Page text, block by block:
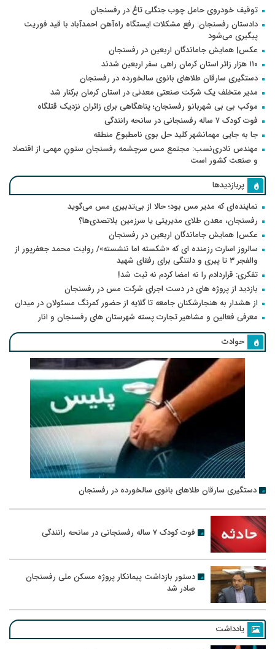
توقیف خودروی حامل چوب جنگلی تاغ در رفسنجان
دادستان رفسنجان: رفع مشکلات ایستگاه راه‌آهن احمدآباد با قید فوریت
پیگیری می‌شود
عکس| همایش جاماندگان اربعین در رفسنجان
۱۱۰ هزار زائر استان کرمان راهی سفر اربعین شدند
دستگیری سارقان طلاهای بانوی سالخورده در رفسنجان
مدیر متخلف یک شرکت صنعتی معدنی در استان کرمان برکنار شد
موکب بی بی شهربانو رفسنجان؛ پناهگاهی برای زائران نزدیک قتلگاه
فوت کودک ۷ ساله رفسنجانی در سانحه رانندگی
جا به جایی مهمانشهر کلید حل بوی نامطبوع منطقه
مهندس نادری‌نسب: مجتمع مس سرچشمه رفسنجان ستونِ مهمی از اقتصاد
و صنعت کشور است
پربازدیدها
نماینده‌ای که مدیر مس بود؛ حالا از بی‌تدبیری مس می‌گوید
رفسنجان، معدن طلای مدیریتی یا سرزمین بلاتصدی‌ها؟
عکس| همایش جاماندگان اربعین در رفسنجان
سالروز اسارت رزمنده ای که «شکسته اما ننشسته»/ روایت محمد جعفرپور از
والفجر ۳ تا پیری و دلتنگی برای رفقای شهید
تفکری: قراردادم را نه امضا کردم نه ثبت شد!
بازدید از پروژه های در دست اجرای شرکت مس در رفسنجان
از هشدار به هنجارشکنان جامعه تا گلایه از حضور کمرنگ مسئولان در میدان
معرفی فعالین و مشاهیر تجارت پسته شهرستان های رفسنجان و انار
حوادث
دستگیری سارقان طلاهای بانوی سالخورده در رفسنجان
فوت کودک ۷ ساله رفسنجانی در سانحه رانندگی
دستور بازداشت پیمانکار پروژه مسکن ملی رفسنجان
صادر شد
یادداشت